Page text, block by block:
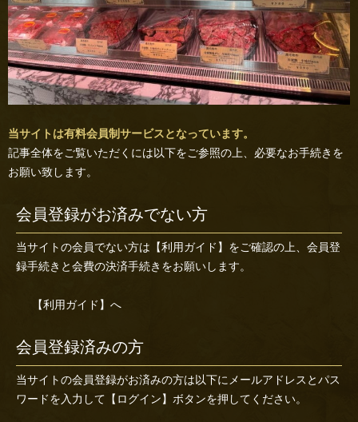
当サイトは有料会員制サービスとなっています。
記事全体をご覧いただくには以下をご参照の上、必要なお手続きを
お願い致します。
会員登録がお済みでない方
当サイトの会員でない方は 【利用ガイド】 をご確認の上、会員登
録手続きと会費の決済手続きをお願いします。
【利用ガイド】へ
会員登録済みの方
当サイトの会員登録がお済みの方は以下にメールアドレスとパス
ワードを入力して【ログイン】ボタンを押してください。